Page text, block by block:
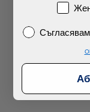
Пол
Съгласявам